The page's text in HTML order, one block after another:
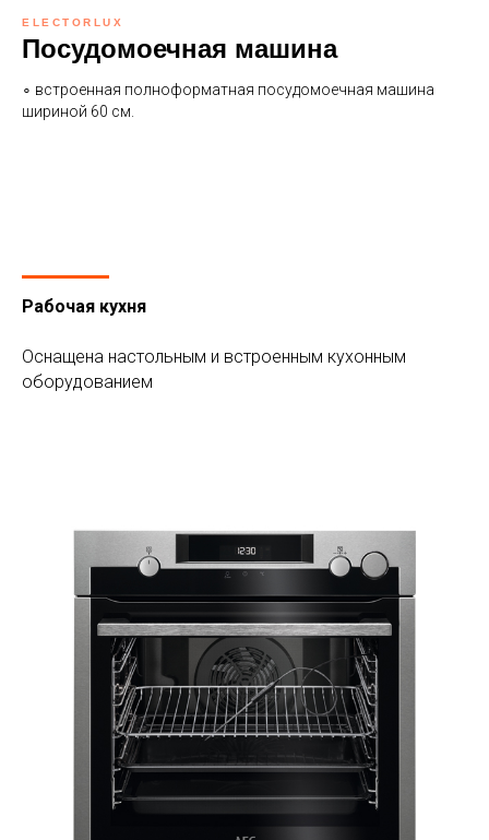
ELECTORLUX
Посудомоечная машина
∘ встроенная полноформатная посудомоечная машина
шириной 60 см.
Рабочая кухня
Оснащена настольным и встроенным кухонным
оборудованием